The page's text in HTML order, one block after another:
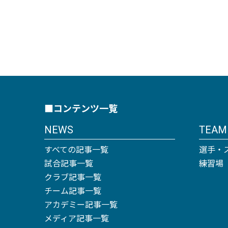
■コンテンツ一覧
NEWS
すべての記事一覧
試合記事一覧
クラブ記事一覧
チーム記事一覧
アカデミー記事一覧
メディア記事一覧
TEAM
選手・
練習場